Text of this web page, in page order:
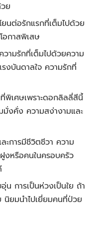
ย
นต่อรักแรกที่เต็มไปด้วย
อกาสพิเสษ
ามรักที่เต็มไปด้วยความ
งบันดาลใจ ความรักที่
เศษเพราะดอกลิลลี่สีนี้
งคั่ง ความสง่างามและ
การมีชีวิตชีวา ความ
ฝูงหรือคนในครอบครัว
การเป็นห่วงเป็นใย ถ้า
นิยมนำไปเยี่ยมคนที่ป่วย